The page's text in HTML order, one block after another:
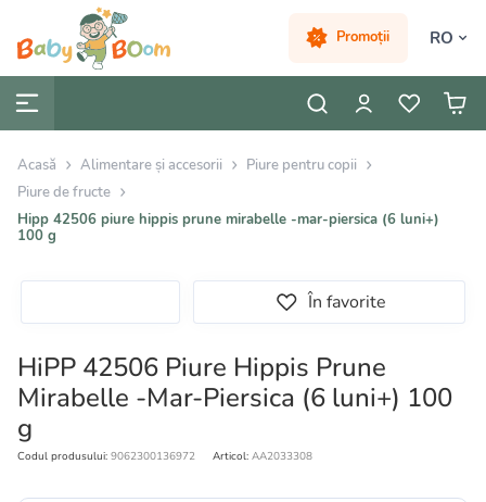
Promoții RO
Acasă Alimentare și accesorii
Piure pentru copii
Piure de fructe
Hipp 42506 piure hippis prune mirabelle -mar-piersica (6 luni+)
100 g
În favorite
HiPP 42506 Piure Hippis Prune
Mirabelle -Mar-Piersica (6 luni+) 100
g
Codul produsului: 9062300136972 Articol: AA2033308